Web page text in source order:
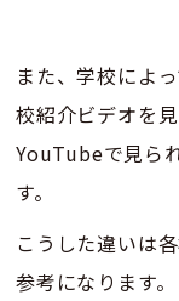
また、学校によ
校紹介ビデオを
YouTubeで見ら
す。
こうした違いは
参考になります。